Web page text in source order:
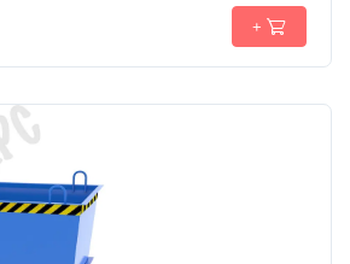
+